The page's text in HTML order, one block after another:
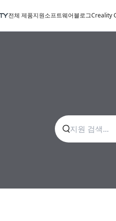
전체 제품지원소프트웨어블로그Creality